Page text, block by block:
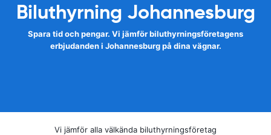
Biluthyrning Johannesburg
Spara tid och pengar. Vi jämför biluthyrningsföretagens
erbjudanden i Johannesburg på dina vägnar.
Vi jämför alla välkända biluthyrningsföretag